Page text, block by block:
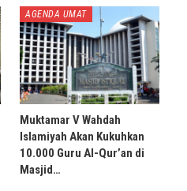
AGENDA UMAT
Muktamar V Wahdah
Islamiyah Akan Kukuhkan
10.000 Guru Al-Qur’an di
Masjid…